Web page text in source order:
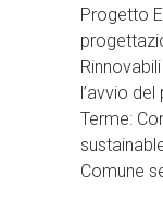
Progetto
l’avvio del
Terme:
Comune